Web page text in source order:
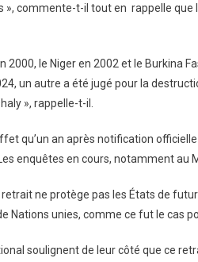
», commente-t-il tout en rappelle
2000, le Niger en 2002 et le Burkina
un autre a été jugé pour la
», rappelle-t-il.
qu’un an après notification
enquêtes en cours, notamment au
ne protège pas les États de
Nations unies, comme ce fut le cas
soulignent de leur côté que ce